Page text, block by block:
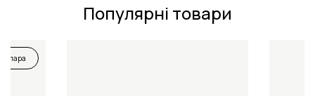
Популярні товари
пара